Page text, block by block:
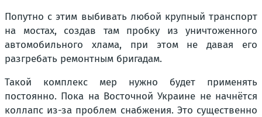
Попутно с этим выбивать любой крупный транспорт
на мостах, создав там пробку из уничтоженного
автомобильного хлама, при этом не давая его
разгребать ремонтным бригадам.
Такой комплекс мер нужно будет применять
постоянно. Пока на Восточной Украине не начнётся
коллапс из-за проблем снабжения. Это существенно